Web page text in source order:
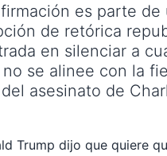
es parte de
de retórica
en silenciar a
se alinee con la
asesinato de
Trump dijo que quiere